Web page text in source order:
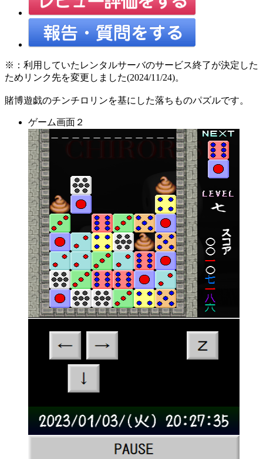
※：利用していたレンタルサーバのサービス終了が決定した
ためリンク先を変更しました(2024/11/24)。
賭博遊戯のチンチロリンを基にした落ちものパズルです。
ゲーム画面２